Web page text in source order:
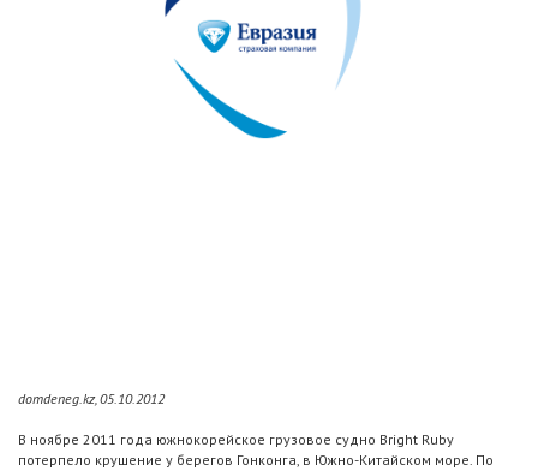
domdeneg.kz, 05.10.2012
В ноябре 2011 года южнокорейское грузовое судно Bright Ruby
потерпело крушение у берегов Гонконга, в Южно-Китайском море. По